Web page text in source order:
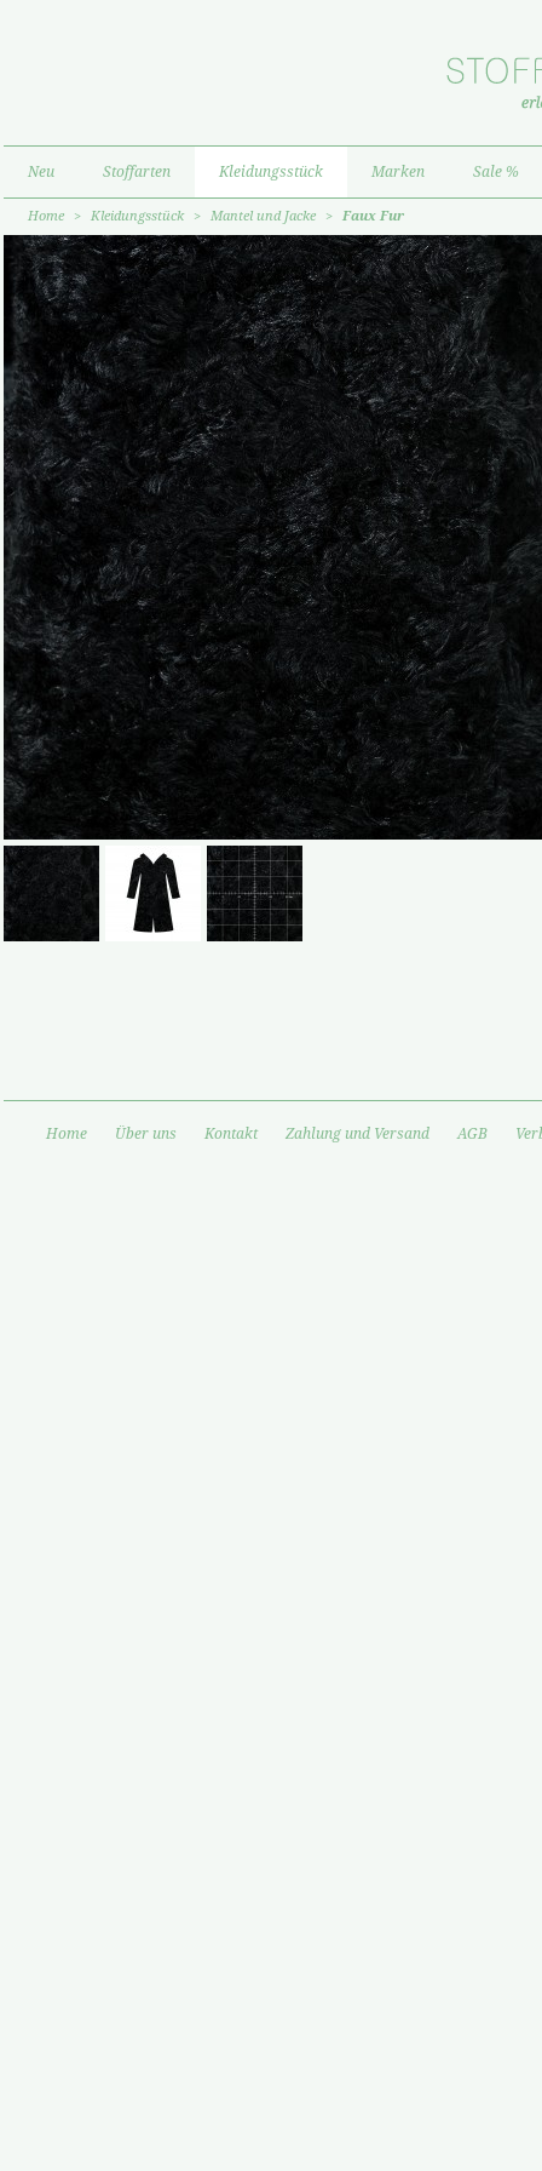
Neu Stoffarten Kleidungsstück Marken Sale %
Home > Kleidungsstück > Mantel und Jacke > Faux Fur
Home Über uns Kontakt Zahlung und Versand AGB